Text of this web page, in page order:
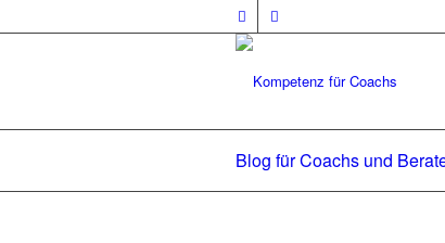
Blog für Coachs und